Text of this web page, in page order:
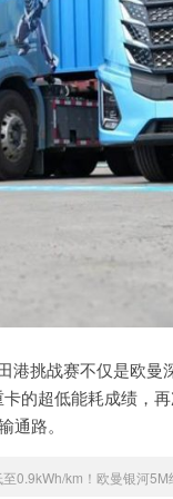
挑战赛不仅是欧
的超低能耗成绩，
路。
至0.9kWh/km！欧曼银河